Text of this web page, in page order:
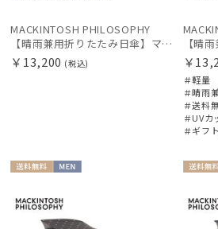
MACKINTOSH
ミエル
MACKINTOSH PHILOSOPHY
【晴雨兼用折りたたみ日傘】マッキントッシュ フィロソフィー (MACKINTOSH PHILOSOPHY) ボーダー 雨の日OK 軽量 一級遮光99.99% 遮熱 UV 晴雨兼用
￥13,200 (税込) ￥
＃軽量
＃晴雨
＃送料
＃UVカ
＃ギフ
料
料